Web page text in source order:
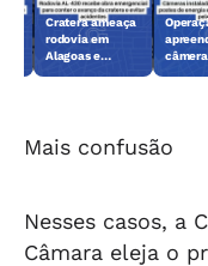
Cratera ameaça
rodovia em
Alagoas e
Mais confusão
Nesses casos, a
Câmara eleja o